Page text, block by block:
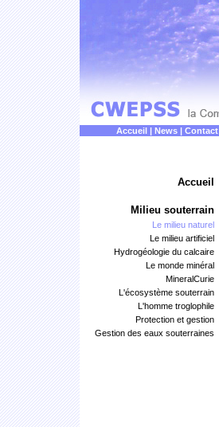
Accueil | News | Contact
Accueil
Milieu souterrain
Le milieu naturel
Le milieu artificiel
Hydrogéologie du calcaire
Le monde minéral
MineralCurie
L'écosystème souterrain
L'homme troglophile
Protection et gestion
Gestion des eaux souterraines